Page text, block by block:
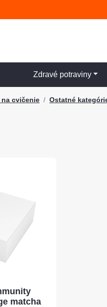
Zdravé potraviny
cvičenie Ostatné
matcha